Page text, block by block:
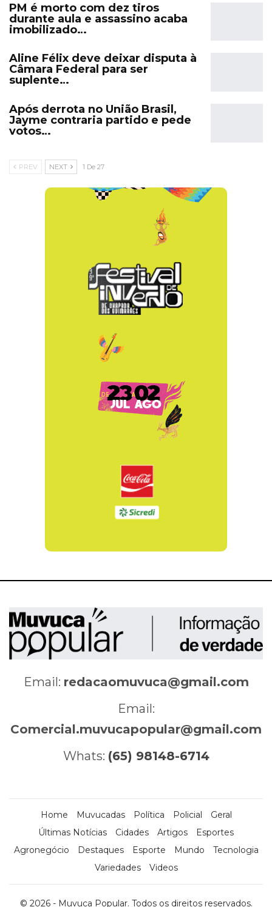
PM é morto com dez tiros
durante aula e assassino acaba
imobilizado…
Aline Félix deve deixar disputa à
Câmara Federal para ser
suplente…
Após derrota no União Brasil,
Jayme contraria partido e pede
votos…
PREV NEXT 1 De 27
Email: redacaomuvuca@gmail.com
Email:
Comercial.muvucapopular@gmail.com
Whats: (65) 98148-6714
Home Muvucadas Política Policial
Geral
Últimas Notícias
Cidades Artigos
Esportes
Agronegócio
Destaques Esporte Mundo
Tecnologia
Variedades
Videos
© 2026 - Muvuca Popular. Todos os direitos reservados.